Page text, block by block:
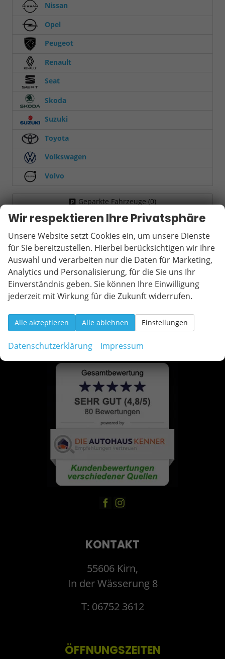
Nissan
Opel
Peugeot
Renault
Seat
Skoda
Suzuki
Toyota
Volkswagen
Volvo
Geparkte Fahrzeuge (0)
KONTAKT
55606 Kirn,
In der Wässerung 8
T: 06752 3612
ÖFFNUNGSZEITEN
Wir respektieren Ihre Privatsphäre
Unsere Website setzt Cookies ein, um unsere Dienste
für Sie bereitzustellen. Hierbei berücksichtigen wir Ihre
Auswahl und verarbeiten nur die Daten für Marketing,
Analytics und Personalisierung, für die Sie uns Ihr
Einverständnis geben. Sie können Ihre Einwilligung
jederzeit mit Wirkung für die Zukunft widerrufen.
Alle akzeptieren Alle ablehnen Einstellungen
Datenschutzerklärung Impressum